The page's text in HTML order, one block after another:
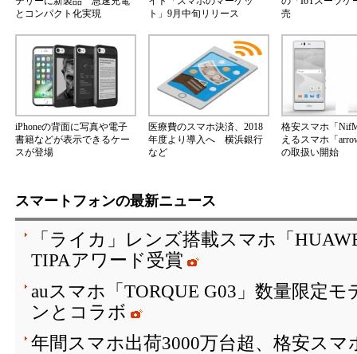
とコンパクト化実現
ト」9月中旬リリース
売
iPhoneの背面に写真や電子
書籍などが表示できるケー
スが登場
医療費のスマホ決済、2018
年度より導入へ 横浜銀行
など
格安スマホ「
えるスマホ「
の取扱い開始
スマートフォンの最新ニュース
「ライカ」レンズ搭載スマホ「
TIPAアワード受賞
auスマホ「TORQUE G03」数量限定
ンとコラボ
年間スマホ出荷3000万台超、格安スマ